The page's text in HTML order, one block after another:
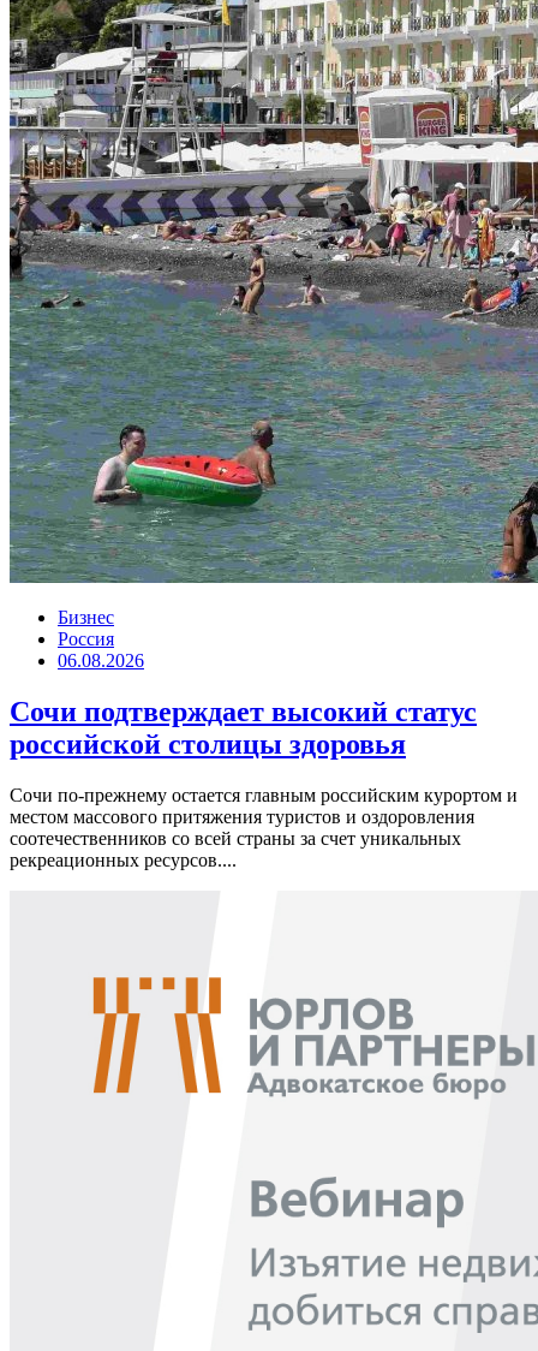
Бизнес
Россия
06.08.2026
Сочи подтверждает высокий статус
российской столицы здоровья
Сочи по-прежнему остается главным российским курортом и
местом массового притяжения туристов и оздоровления
соотечественников со всей страны за счет уникальных
рекреационных ресурсов....